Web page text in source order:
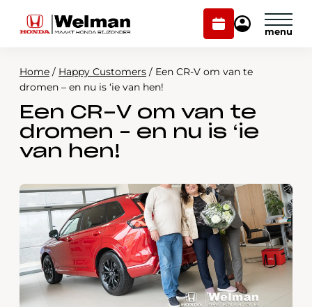
Plan
onderhoud
Mijn
Modellen
Voorraad
Onderhoud en service
Over ons
Webshop
Contact
Plan onderhoud
Mijn Honda Welman
Home / Happy Customers / Een CR-V om van te
dromen – en nu is ‘ie van hen!
Een CR-V om van te
dromen – en nu is ‘ie
van hen!